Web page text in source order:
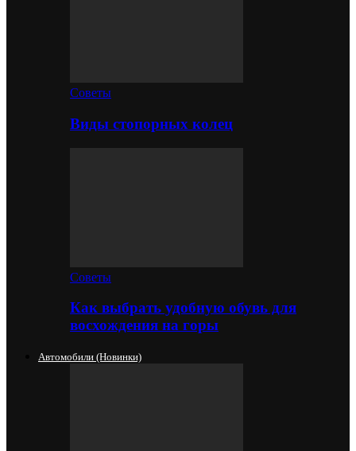
Советы
Виды стопорных колец
Советы
Как выбрать удобную обувь для
восхождения на горы
Автомобили (новинки)